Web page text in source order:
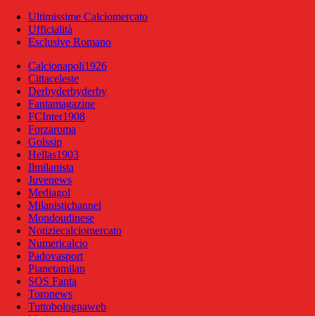
Ultimissime Calciomercato
Ufficialità
Esclusive Romano
Calcionapoli1926
Cittaceleste
Derbyderbyderby
Fantamagazine
FCInter1908
Forzaroma
Golssip
Hellas1903
Ilmilanista
Juvenews
Mediagol
Milanistichannel
Mondoudinese
Notiziecalciomercato
Numericalcio
Padovasport
Pianetamilan
SOS Fanta
Toronews
Tuttobolognaweb